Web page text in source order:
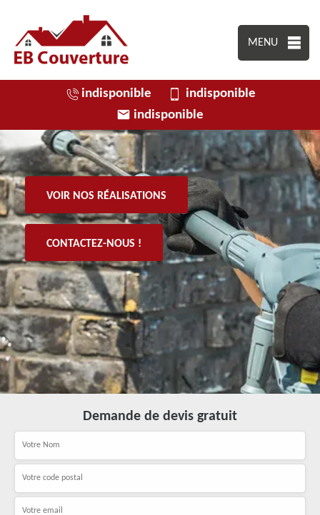
MENU
indisponible
indisponible
indisponible
VOIR NOS RÉALISATIONS
CONTACTEZ-NOUS !
Demande de devis gratuit